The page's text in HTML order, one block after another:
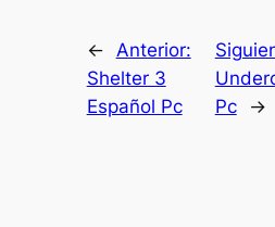
← Anterior:
Shelter 3
Español Pc
Pc
→